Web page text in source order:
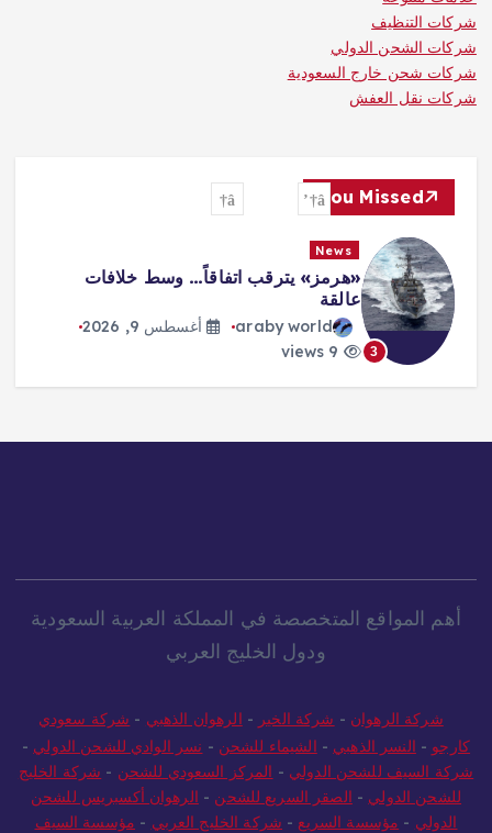
شركات التنظيف
شركات الشحن الدولي
شركات شحن خارج السعودية
شركات نقل العفش
You Missed
3
News
«هرمز» يترقب اتفاقاً… وسط خلافات
عالقة
araby world
أغسطس 9, 2026
أهم المواقع المتخصصة في المملكة العربية السعودية
ودول الخليج العربي
شركة الرهوان - شركة الخير - الرهوان الذهبي - شركة سعودي
كارجو - النسر الذهبي - الشيماء للشحن - نسر الوادي للشحن الدولي -
شركة السيف للشحن الدولي - المركز السعودي للشحن - شركة الخليج
للشحن الدولي - الصقر السريع للشحن - الرهوان أكسبريس للشحن
الدولي - مؤسسة السريع - شركة الخليج العربي - مؤسسة السيف